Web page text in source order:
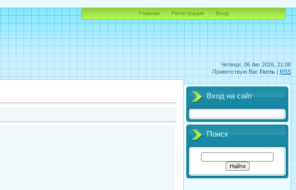
Четверг, 06 Авг 2026, 21:08
Приветствую Вас Гость | RSS
Главная Регистрация Вход
Вход на сайт
Поиск